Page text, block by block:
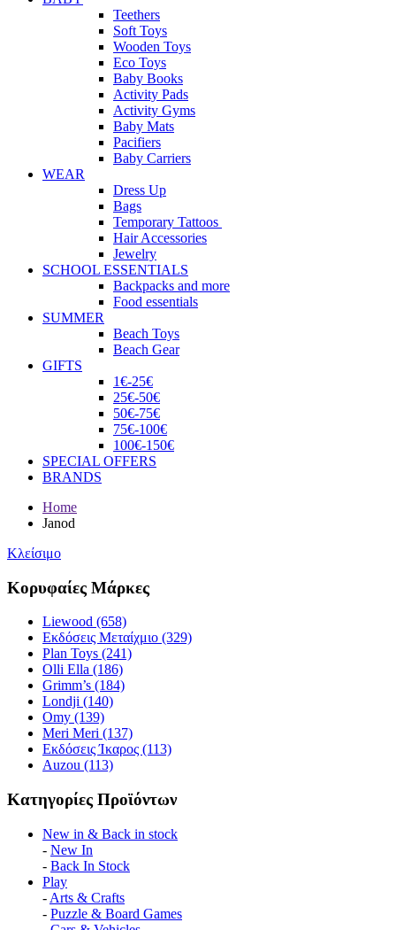
Teethers
Soft Toys
Wooden Toys
Eco Toys
Baby Books
Activity Pads
Activity Gyms
Baby Mats
Pacifiers
Baby Carriers
WEAR
Dress Up
Bags
Temporary Tattoos
Hair Accessories
Jewelry
SCHOOL ESSENTIALS
Backpacks and more
Food essentials
SUMMER
Beach Toys
Beach Gear
GIFTS
1€-25€
25€-50€
50€-75€
75€-100€
100€-150€
SPECIAL OFFERS
BRANDS
Home
Janod
Κλείσιμο
Κορυφαίες Μάρκες
Liewood (658)
Εκδόσεις Μεταίχμιο (329)
Plan Toys (241)
Olli Ella (186)
Grimm’s (184)
Londji (140)
Omy (139)
Meri Meri (137)
Εκδόσεις Ίκαρος (113)
Auzou (113)
Κατηγορίες Προϊόντων
Νew in & Βack in stock
- New In
- Back In Stock
Play
- Arts & Crafts
- Puzzle & Board Games